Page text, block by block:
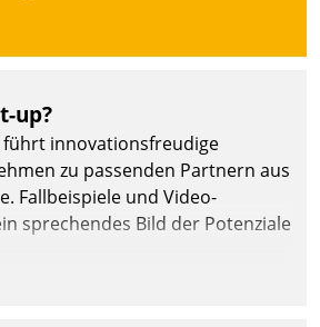
up?
führt innovationsfreudige
zu passenden Partnern aus
Fallbeispiele und Video-
sprechendes Bild der Potenziale